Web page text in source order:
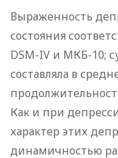
Выраженность
состояния
DSM-IV и МКБ-10;
составляла в
Как и при
характер этих
динамичностью